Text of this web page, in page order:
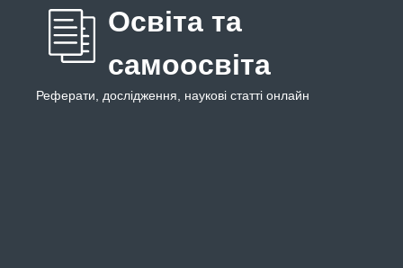
Освіта та
самоосвіта
Реферати, дослідження, наукові статті онлайн